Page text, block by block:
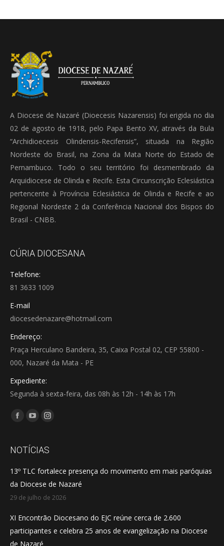
A Diocese de Nazaré (Dioecesis Nazarensis) foi erigida no dia
02 de agosto de 1918, pelo Papa Bento XV, através da Bula
“Archidioecesis Olindensis-Recifensis”, situada na Região
Nordeste do Brasil, na Zona da Mata Norte do Estado de
Pernambuco. Todo o seu território foi desmembrado da
Arquidiocese de Olinda e Recife. Esta Circunscrição Eclesiástica
pertencente à Província Eclesiástica de Olinda e Recife e ao
Regional Nordeste 2 da Conferência Nacional dos Bispos do
Brasil - CNBB.
CÚRIA DIOCESANA
Telefone:
81 3633 1009
E-mail
diocesedenazare@hotmail.com
Endereço:
Praça Herculano Bandeira, 35, Caixa Postal 02, CEP 55800 -
000, Nazaré da Mata - PE
Expediente:
Segunda à sexta-feira, das 08h às 12h - 14h às 17h
Encontre-nos em:
Facebook
opens
new
window
YouTube
opens
new
window
Instagram
opens
new
window
NOTÍCIAS
13º TLC fortalece presença do movimento em mais paróquias
da Diocese de Nazaré
29 de julho de 2026
XI Encontrão Diocesano do EJC reúne cerca de 2.600
participantes e celebra 25 anos de evangelização na Diocese
de Nazaré